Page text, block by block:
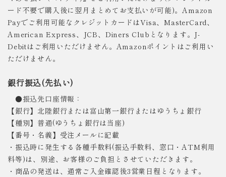
ード不要で購入後に翌月まとめてお支払いが可能)。Amazon
Payでご利用可能なクレジットカードはVisa、MasterCard、
American Express、JCB、Diners Clubとなります。J-
Debitはご利用いただけません。Amazonポイントはご利用い
ただけません。
銀行振込(先払い)
●振込先口座情報：
【銀行】北陸銀行または富山第一銀行またはゆうちょ銀行
【種別】普通(ゆうちょ銀行は当座)
【番号・名義】受注メールに記載
・振込時に発生する各種手数料(振込手数料、窓口・ATM利用
料等)は、別途、お客様のご負担とさせていただきます。
・商品の発送は、通常ご入金確認後3営業日程となります。